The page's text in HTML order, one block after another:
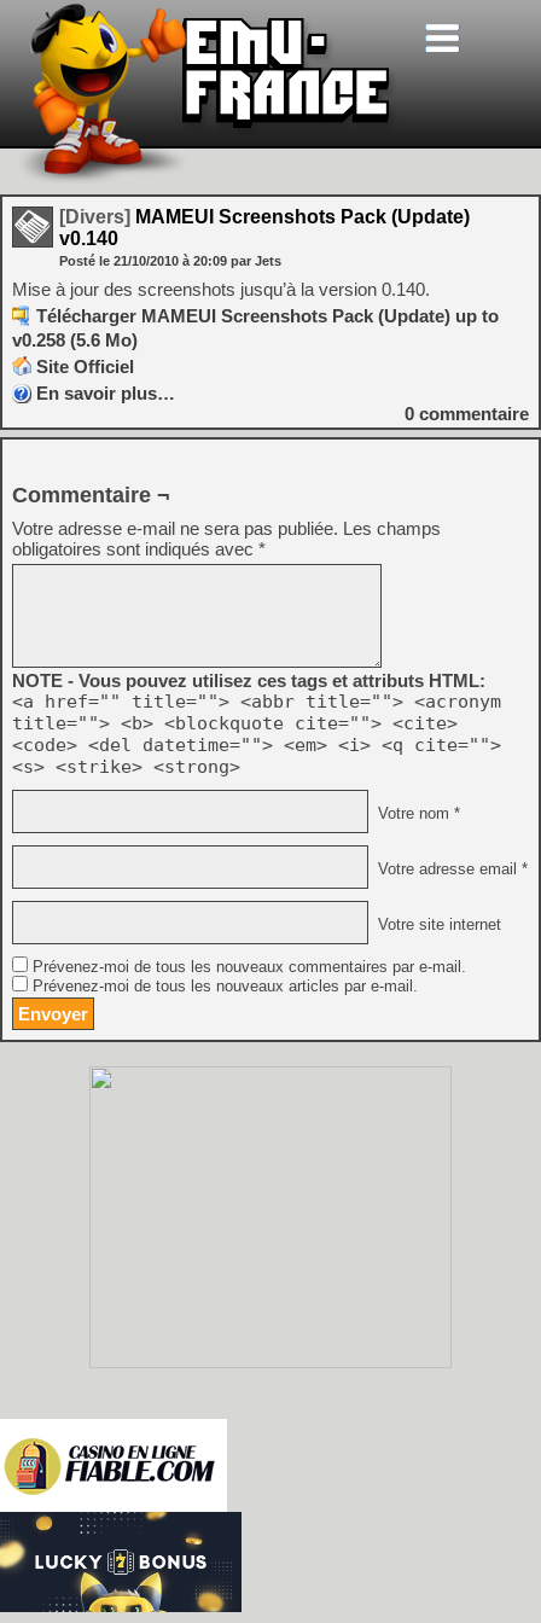
[Divers] MAMEUI Screenshots Pack (Update)
v0.140
Posté le 21/10/2010 à 20:09 par Jets
Mise à jour des screenshots jusqu’à la version 0.140.
Télécharger MAMEUI Screenshots Pack (Update) up to
v0.258 (5.6 Mo)
Site Officiel
En savoir plus…
0 commentaire
Commentaire ¬
Votre adresse e-mail ne sera pas publiée. Les champs
obligatoires sont indiqués avec *
NOTE - Vous pouvez utilisez ces tags et attributs HTML:
<a href="" title=""> <abbr title=""> <acronym
title=""> <b> <blockquote cite=""> <cite>
<code> <del datetime=""> <em> <i> <q cite="">
<s> <strike> <strong>
Votre nom *
Votre adresse email *
Votre site internet
Prévenez-moi de tous les nouveaux commentaires par e-mail.
Prévenez-moi de tous les nouveaux articles par e-mail.